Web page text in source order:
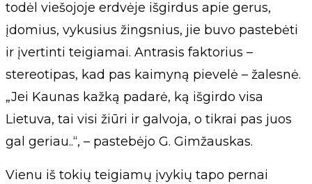
todėl viešojoje erdvėje išgirdus apie gerus,
įdomius, vykusius žingsnius, jie buvo pastebėti
ir įvertinti teigiamai. Antrasis faktorius –
stereotipas, kad pas kaimyną pievelė – žalesnė.
„Jei Kaunas kažką padarė, ką išgirdo visa
Lietuva, tai visi žiūri ir galvoja, o tikrai pas juos
gal geriau..“, – pastebėjo G. Gimžauskas.
Vienu iš tokių teigiamų įvykių tapo pernai